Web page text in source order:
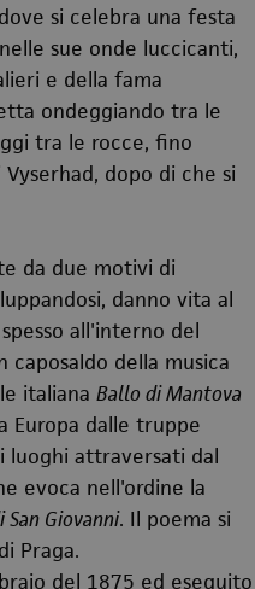
si celebra una festa
sue onde luccicanti,
e della fama
ondeggiando tra le
tra le rocce, fino
dopo di che si
da due motivi di
danno vita al
all'interno del
della musica
italiana Ballo di Mantova
Europa dalle truppe
luoghi attraversati dal
evoca nell'ordine la
San Giovanni. Il poema si
Praga.
del 1875 ed eseguito